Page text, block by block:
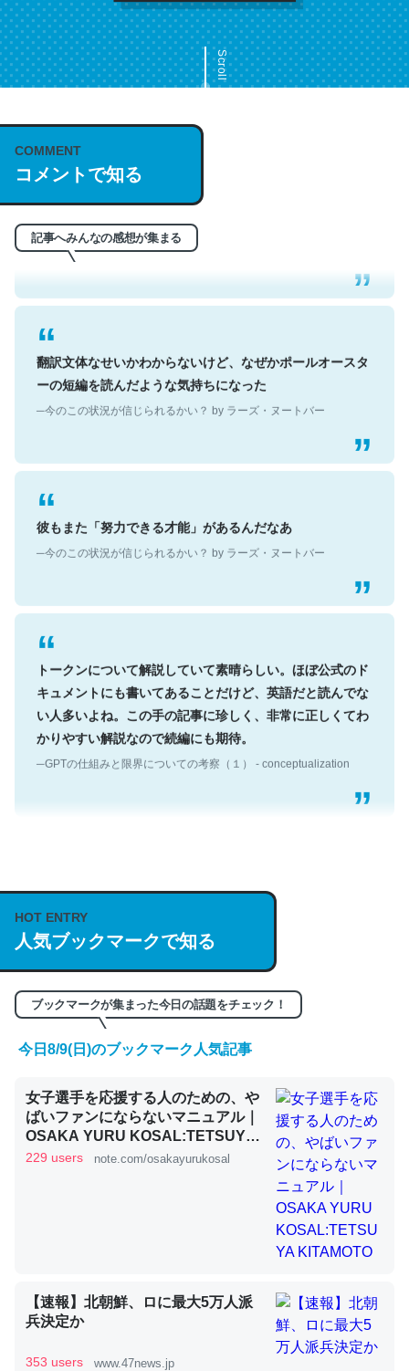
Scroll
COMMENT
コメントで知る
記事へみんなの感想が集まる
これは名文。彼はとてもクレバーなんだろうなと凄く思
─今のこの状況が信じられるかい？ by ラーズ・ヌートバー
翻訳文体なせいかわからないけど、なぜかポールオースタ
ーの短編を読んだような気持ちになった
─今のこの状況が信じられるかい？ by ラーズ・ヌートバー
彼もまた「努力できる才能」があるんだなあ
─今のこの状況が信じられるかい？ by ラーズ・ヌートバー
トークンについて解説していて素晴らしい。ほぼ公式のド
キュメントにも書いてあることだけど、英語だと読んでな
い人多いよね。この手の記事に珍しく、非常に正しくてわ
かりやすい解説なので続編にも期待。
─GPTの仕組みと限界についての考察（１） - conceptualization
説してる記事が少ないので貴重な良記事。/続編来た
https://isobe324649.hatenablog.com/entry/2023/03/27
/064121
─GPTの仕組みと限界についての考察（１） - conceptualization
くらい。小説でいう「ずっと前の伏線」は回収されないけ
ど、短期記憶というには多い分量。進化すればするほど分
かりやすく強くなりそう
─GPTの仕組みと限界についての考察（１） - conceptualization
昆虫ってカルシウム少ないのか。知らんかった。調べたら
コオロギのカルシウム分はエビの600分の1程度。
─ニュース :: 【研究発表】昆虫学の大問題＝「昆虫はなぜ海にいな
いのか」に関する新仮説
HOT ENTRY
人気ブックマークで知る
ブックマークが集まった今日の話題をチェック！
今日8/9(日)のブックマーク人気記事
女子選手を応援する人のための、や
ばいファンにならないマニュアル｜
OSAKA YURU KOSAL:TETSUYA
KITAMOTO
229 users note.com/osakayurukosal
【速報】北朝鮮、ロに最大5万人派
兵決定か
353 users www.47news.jp